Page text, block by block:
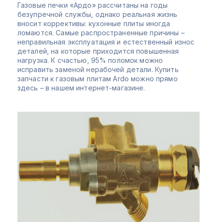
Газовые печки «Ардо» рассчитаны на годы
безупречной службы, однако реальная жизнь
вносит коррективы: кухонные плиты иногда
ломаются. Самые распространенные причины –
неправильная эксплуатация и естественный износ
деталей, на которые приходится повышенная
нагрузка. К счастью, 95% поломок можно
исправить заменой нерабочей детали. Купить
запчасти к газовым плитам Ardo можно прямо
здесь – в нашем интернет-магазине.